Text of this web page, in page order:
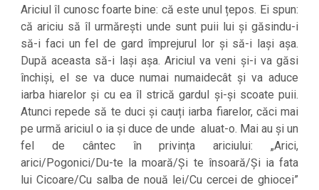
Ariciul îl cunosc foarte bine: că este unul țepos. Ei spun:
că ariciu să îl urmărești unde sunt puii lui și găsindu-i
să-i faci un fel de gard împrejurul lor și să-i lași așa.
După aceasta să-i lași așa. Ariciul va veni și-i va găsi
închiși, el se va duce numai numaidecât și va aduce
iarba hiarelor și cu ea îl strică gardul și-și scoate puii.
Atunci repede să te duci și cauți iarba fiarelor, căci mai
pe urmă ariciul o ia și duce de unde aluat-o. Mai au și un
fel de cântec în privința ariciului: „Arici,
arici/Pogonici/Du-te la moară/Și te însoară/Și ia fata
lui Cicoare/Cu salba de nouă lei/Cu cercei de ghiocei”